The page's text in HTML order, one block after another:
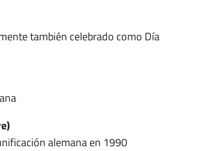
también celebrado como Día
alemana en 1990